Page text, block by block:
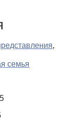
,
семья